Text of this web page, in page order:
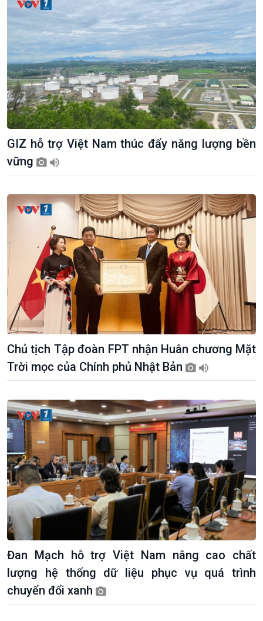
Giới thiệu
Thời sự 12h
Thời sự 18h
Thời sự 21h30
Bản tin
Chuyên mục
Theo dòng Thời sự
GIZ hỗ trợ Việt Nam thúc đẩy năng lượng bền
vững
Chủ tịch Tập đoàn FPT nhận Huân chương Mặt
Trời mọc của Chính phủ Nhật Bản
Đan Mạch hỗ trợ Việt Nam nâng cao chất
lượng hệ thống dữ liệu phục vụ quá trình
chuyển đổi xanh